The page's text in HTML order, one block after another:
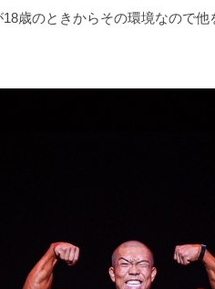
歳のときからその環境なので